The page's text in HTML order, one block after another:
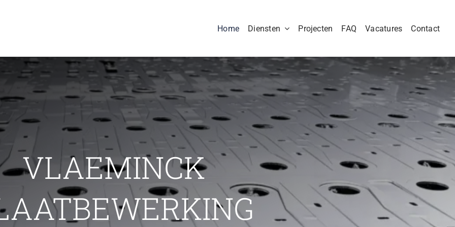
Home Diensten Projecten FAQ Vacatures Contact
VLAEMINCK